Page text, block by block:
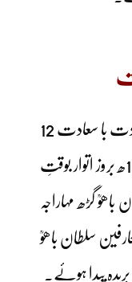
حضرت سخی سلطان محمد عبدالعزیز ؒ کی ولادت با سعادت 12
مارچ 1911ء بمطابق 12 ربیع الاوّل 1329ھ بروز اتوار بوقتِ
گڑھ مہاراجہ
سلطان باھوؒ
پیدا ہوئے۔